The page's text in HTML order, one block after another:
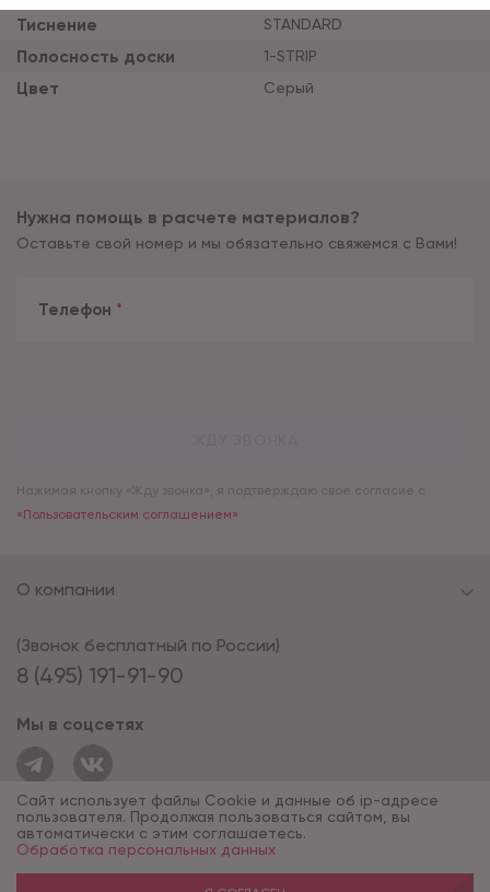
Тиснение STANDARD
Полосность доски 1-STRIP
Цвет Серый
Нужна помощь в расчете материалов?
Оставьте свой номер и мы обязательно свяжемся с Вами!
Телефон *
Нажимая кнопку «Жду звонка», я подтверждаю свое согласие с
«Пользовательским соглашением»
8 (495) 191-91-90
(Звонок бесплатный по России)
Мы в соцсетях
О компании
© 1994 - 2026*, «ОПУС ТД»
Сайт использует файлы Cookie и данные об ip-адресе
пользователя. Продолжая пользоваться сайтом, вы
автоматически с этим соглашаетесь.
Обработка персональных данных